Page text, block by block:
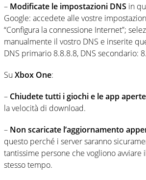
– Modificate le impostazioni DNS in
Google: accedete alle vostre
“Configura la connessione Internet”;
manualmente il vostro DNS e inserite
DNS primario 8.8.8.8, DNS secondario:
Su Xbox One:
– Chiudete tutti i giochi e le app aperte
la velocità di download.
– Non scaricate l’aggiornamento
questo perché i server saranno
tantissime persone che vogliono
stesso tempo.